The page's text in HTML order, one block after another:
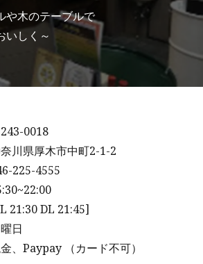
223-5155
や木のテーブルで
いしく～
0018
川県厚木市中町2-1-2
225-4555
21:30 DL 21:45]
日
、Paypay （カード不可）